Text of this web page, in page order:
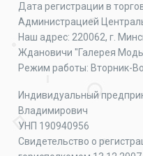
Дата регистрации в
Администрацией
Наш адрес: 220062, г.
Ждановичи "Галерея
Режим работы: Вторник-
Индивидуальный
Владимирович
УНП 190940956
Свидетельство о